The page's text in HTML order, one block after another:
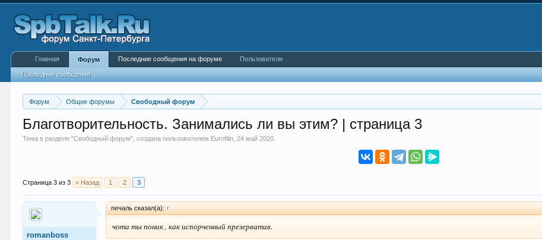
Форум Общие форумы Свободный форум
Благотворительность. Занимались ли вы этим? | страница 3
Тема в разделе "Свободный форум", создана пользователем Eurofilin ,24 май 2020
Страница 3 из 3 < Назад 1 2 3
romanboss
печаль сказал(а): ↑
чота ты поник , как испорченный презерватив.
Главная Форум
Последние сообщения
Последние сообщения на форуме Пользователи